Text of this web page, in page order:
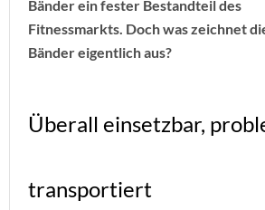
Bänder ein fester Bestandteil des
Fitnessmarkts. Doch was zeichnet
Bänder eigentlich aus?
Überall einsetzbar,
transportiert